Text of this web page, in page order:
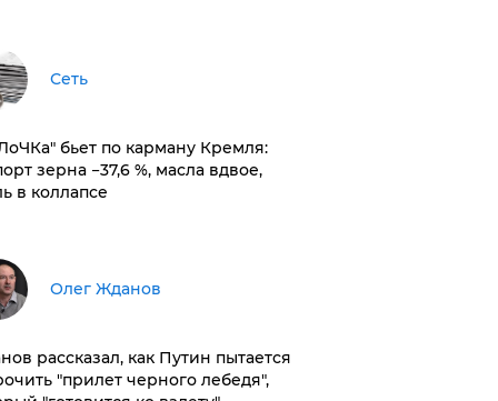
Сеть
бьет по карману Кремля:
зерна −37,6 %, масла вдвое,
в коллапсе
Олег Жданов
рассказал, как Путин пытается
"прилет черного лебедя",